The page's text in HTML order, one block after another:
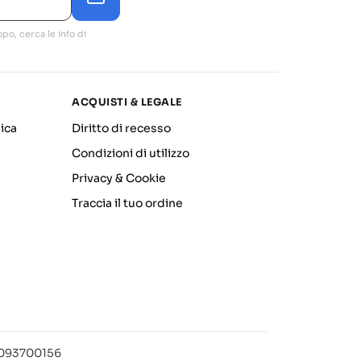
cerca le info di
ACQUISTI & LEGALE
Diritto di recesso
Condizioni di utilizzo
Privacy & Cookie
Traccia il tuo ordine